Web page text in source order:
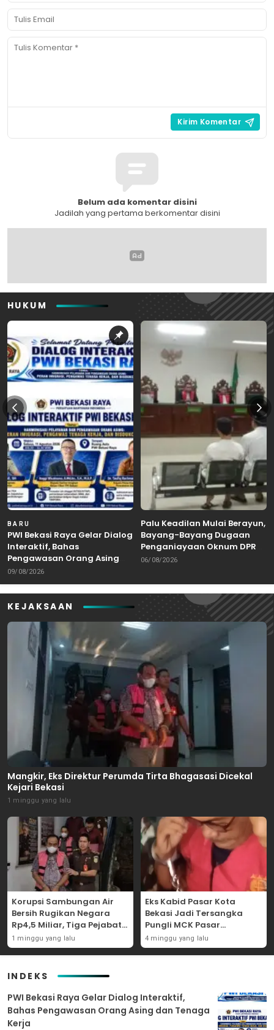
Belum ada komentar disini
Jadilah yang pertama berkomentar disini
HUKUM
BARU
PWI Bekasi Raya Gelar Dialog
Interaktif, Bahas
Pengawasan Orang Asing
dan Tenaga Kerja
09/08/2026
Palu Keadilan Mulai Berayun,
Bayang-Bayang Dugaan
Penganiayaan Oknum DPRD
Bekasi Masuk Meja Hijau
06/08/2026
KEJAKSAAN
Mangkir, Eks Direktur Perumda Tirta Bhagasasi Dicekal
Kejari Bekasi
1 minggu yang lalu
Korupsi Sambungan Air
Bersih Rugikan Negara
Rp4,5 Miliar, Tiga Pejabat
Perumda Dijerat
1 minggu yang lalu
Eks Kabid Pasar Kota
Bekasi Jadi Tersangka
Pungli MCK Pasar
Bantargebang
4 minggu yang lalu
INDEKS
PWI Bekasi Raya Gelar Dialog Interaktif,
Bahas Pengawasan Orang Asing dan Tenaga
Kerja